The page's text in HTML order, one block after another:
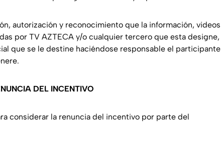
autorización y reconocimiento que la información, videos
por TV AZTECA y/o cualquier tercero que esta designe,
que se le destine haciéndose responsable el participante
DEL INCENTIVO
considerar la renuncia del incentivo por parte del